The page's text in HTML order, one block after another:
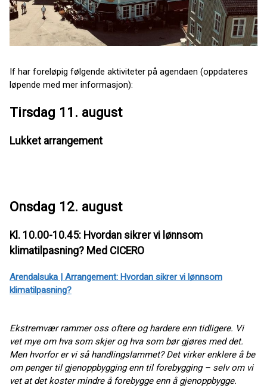
If har foreløpig følgende aktiviteter på agendaen (oppdateres
løpende med mer informasjon):
Tirsdag 11. august
Lukket arrangement
Onsdag 12. august
Kl. 10.00-10.45: Hvordan sikrer vi lønnsom
klimatilpasning? Med CICERO
Arendalsuka | Arrangement: Hvordan sikrer vi lønnsom
klimatilpasning?
Ekstremvær rammer oss oftere og hardere enn tidligere. Vi
vet mye om hva som skjer og hva som bør gjøres med det.
Men hvorfor er vi så handlingslammet? Det virker enklere å be
om penger til gjenoppbygging enn til forebygging – selv om vi
vet at det koster mindre å forebygge enn å gjenoppbygge.